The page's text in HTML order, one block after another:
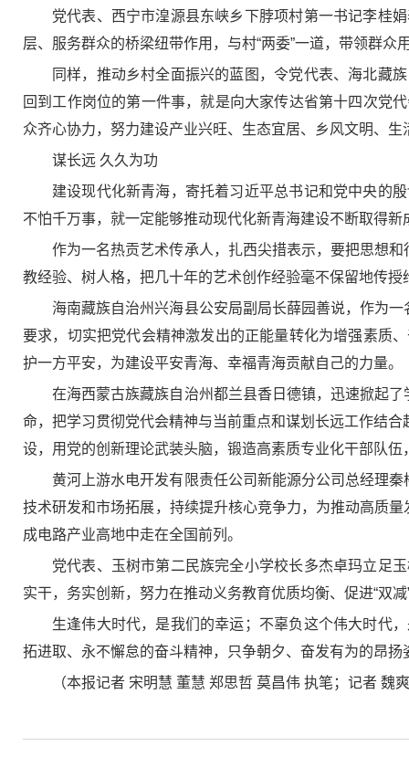
党代表、西宁市湟源县东峡乡下脖项村第一书记李桂
层、服务群众的桥梁纽带作用，与村“两委”一道，带领群
同样，推动乡村全面振兴的蓝图，令党代表、海北藏
回到工作岗位的第一件事，就是向大家传达省第十四次党
众齐心协力，努力建设产业兴旺、生态宜居、乡风文明、
谋长远 久久为功
建设现代化新青海，寄托着习近平总书记和党中央的
不怕千万事，就一定能够推动现代化新青海建设不断取得
作为一名热贡艺术传承人，扎西尖措表示，要把思想
教经验、树人格，把几十年的艺术创作经验毫不保留地传
海南藏族自治州兴海县公安局副局长薛园善说，作为
要求，切实把党代会精神激发出的正能量转化为增强素质
护一方平安，为建设平安青海、幸福青海贡献自己的力量。
在海西蒙古族藏族自治州都兰县香日德镇，迅速掀起
命，把学习贯彻党代会精神与当前重点和谋划长远工作结合
设，用党的创新理论武装头脑，锻造高素质专业化干部队
黄河上游水电开发有限责任公司新能源分公司总经理
技术研发和市场拓展，持续提升核心竞争力，为推动高质
成电路产业高地中走在全国前列。
党代表、玉树市第二民族完全小学校长多杰卓玛立足
实干，务实创新，努力在推动义务教育优质均衡、促进“双
生逢伟大时代，是我们的幸运；不辜负这个伟大时代
拓进取、永不懈怠的奋斗精神，只争朝夕、奋发有为的昂
（本报记者 宋明慧 董慧 郑思哲 莫昌伟 执笔；记者 魏